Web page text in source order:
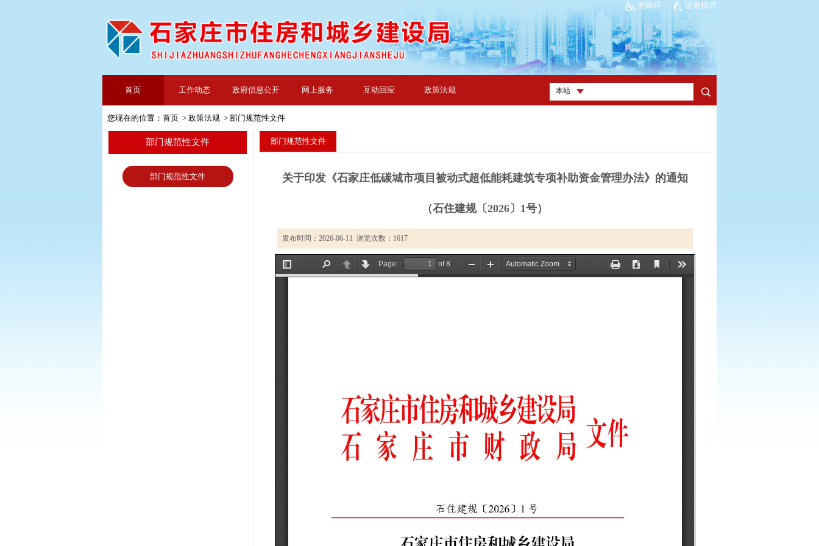
无障碍 适老模式
首页 工作动态 政府信息公开 网上服务 互动回应 政策法规
您现在的位置：首页 >政策法规 >部门规范性文件
部门规范性文件
部门规范性文件
部门规范性文件
关于印发《石家庄低碳城市项目被动式超低能耗建筑专项补助资金管理办法》的通知
（石住建规〔2026〕1号）
发布时间：2026-06-11 浏览次数： 1617